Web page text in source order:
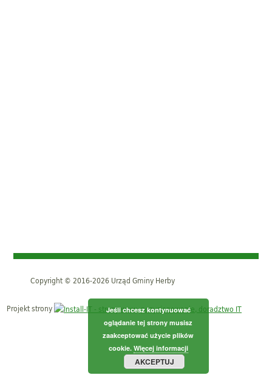
Copyright © 2016-2026 Urząd Gminy Herby
Projekt strony
Jeśli chcesz kontynuować
oglądanie tej strony musisz
zaakceptować użycie plików
cookie. Więcej informacji
AKCEPTUJ